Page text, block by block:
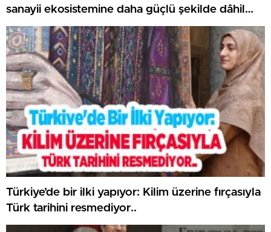
sanayii ekosistemine daha güçlü şekilde dâhil
edilmeli”..
Türkiye’de bir ilki yapıyor: Kilim üzerine fırçasıyla
Türk tarihini resmediyor..